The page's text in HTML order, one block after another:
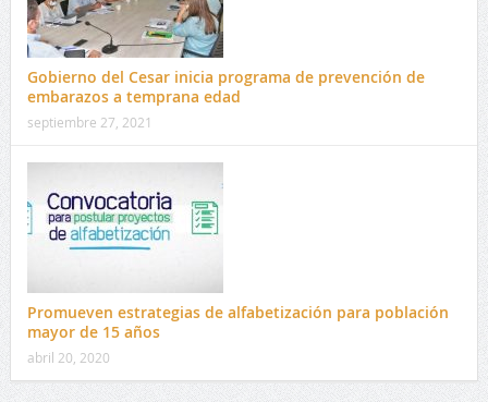
Gobierno del Cesar inicia programa de prevención de
embarazos a temprana edad
septiembre 27, 2021
Promueven estrategias de alfabetización para población
mayor de 15 años
abril 20, 2020